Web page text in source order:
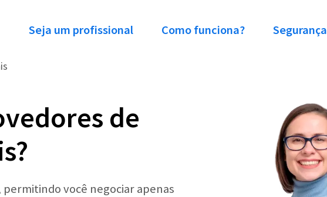
Seja um profissional Como funciona? Segurança
de
você negociar apenas